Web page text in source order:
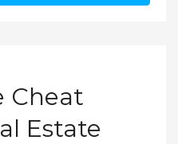
Cheat
Estate